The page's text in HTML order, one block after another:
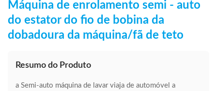
Máquina de enrolamento semi - auto
do estator do fio de bobina da
dobadoura da máquina/fã de teto
Resumo do Produto
a Semi-auto máquina de lavar viaja de automóvel a